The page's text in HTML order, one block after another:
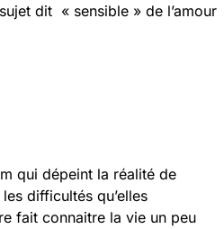
dit « sensible » de l’amour
qui dépeint la réalité de
difficultés qu’elles
fait connaitre la vie un peu